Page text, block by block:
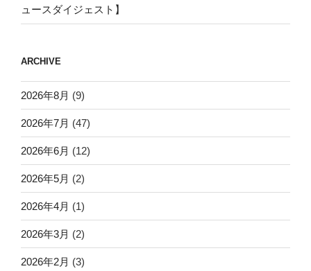
ュースダイジェスト】
ARCHIVE
2026年8月 (9)
2026年7月 (47)
2026年6月 (12)
2026年5月 (2)
2026年4月 (1)
2026年3月 (2)
2026年2月 (3)